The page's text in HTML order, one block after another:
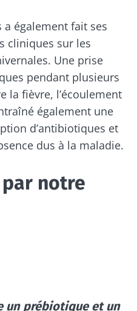
également fait ses
cliniques sur les
Une prise
pendant plusieurs
la fièvre, l’écoulement
également une
d’antibiotiques et
dus à la maladie.
par notre
un prébiotique et un
du microbiote et
"The Essential"
si vite !
du microbiote et
dernières
afin de recevoir